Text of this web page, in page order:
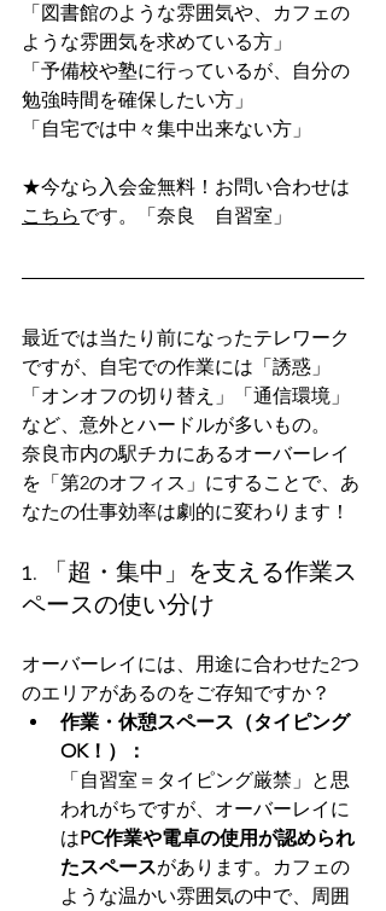
「図書館のような雰囲気や、カフェの
ような雰囲気を求めている方」
「予備校や塾に行っているが、自分の
勉強時間を確保したい方」
「自宅では中々集中出来ない方」
★今なら入会金無料！お問い合わせは
こちらです。「奈良　自習室」
最近では当たり前になったテレワーク
ですが、自宅での作業には「誘惑」
「オンオフの切り替え」「通信環境」
など、意外とハードルが多いもの。
奈良市内の駅チカにあるオーバーレイ
を「第2のオフィス」にすることで、あ
なたの仕事効率は劇的に変わります！
1. 「超・集中」を支える作業ス
ペースの使い分け
オーバーレイには、用途に合わせた2つ
のエリアがあるのをご存知ですか？
作業・休憩スペース（タイピング
OK！）：
「自習室＝タイピング厳禁」と思
われがちですが、オーバーレイに
はPC作業や電卓の使用が認められ
たスペースがあります。カフェの
ような温かい雰囲気の中で、周囲